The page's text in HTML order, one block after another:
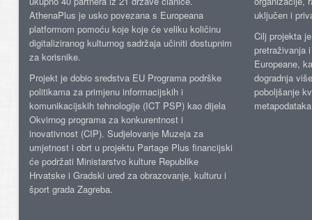
AthenaPlus je usko povezana s Europeana
platformom pomoću koje koje će veliku količinu
digitaliziranog kulturnog sadržaja učiniti dostupnim
za korisnike.
Projekt je dobio sredstva EU Programa podrške
politikama za primjenu informacijskih i
komunikacijskih tehnologije (ICT PSP) kao dijela
Okvirnog programa za konkurentnost i
inovativnost (CIP). Sudjelovanje Muzeja za
umjetnost i obrt u projektu Partage Plus financijski
će podržati Ministarstvo kulture Republike
Hrvatske i Gradski ured za obrazovanje, kulturu i
šport grada Zagreba.
uključen i
Cilj projekta
pretraživanja
Europeane,
dogradnja
poboljšanje